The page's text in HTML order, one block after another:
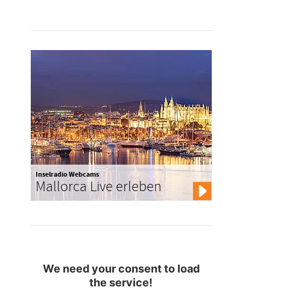
Inselradio Webcams
Mallorca Live erleben
We need your consent to load
the service!